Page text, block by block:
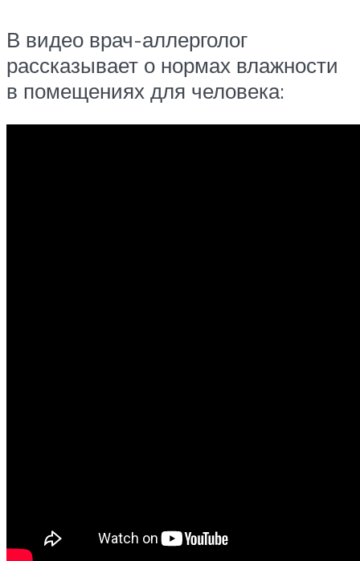
В видео врач-аллерголог
рассказывает о нормах влажности
в помещениях для человека: